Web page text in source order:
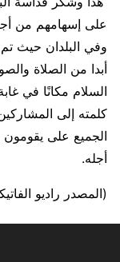
على إسهامهم من أجل
وفي البلدان حيث تم
أبدا من الصلاة
السلام مكانًا في
كلمته إلى
الجميع على يقومون
أجله.
(المصدر راديو